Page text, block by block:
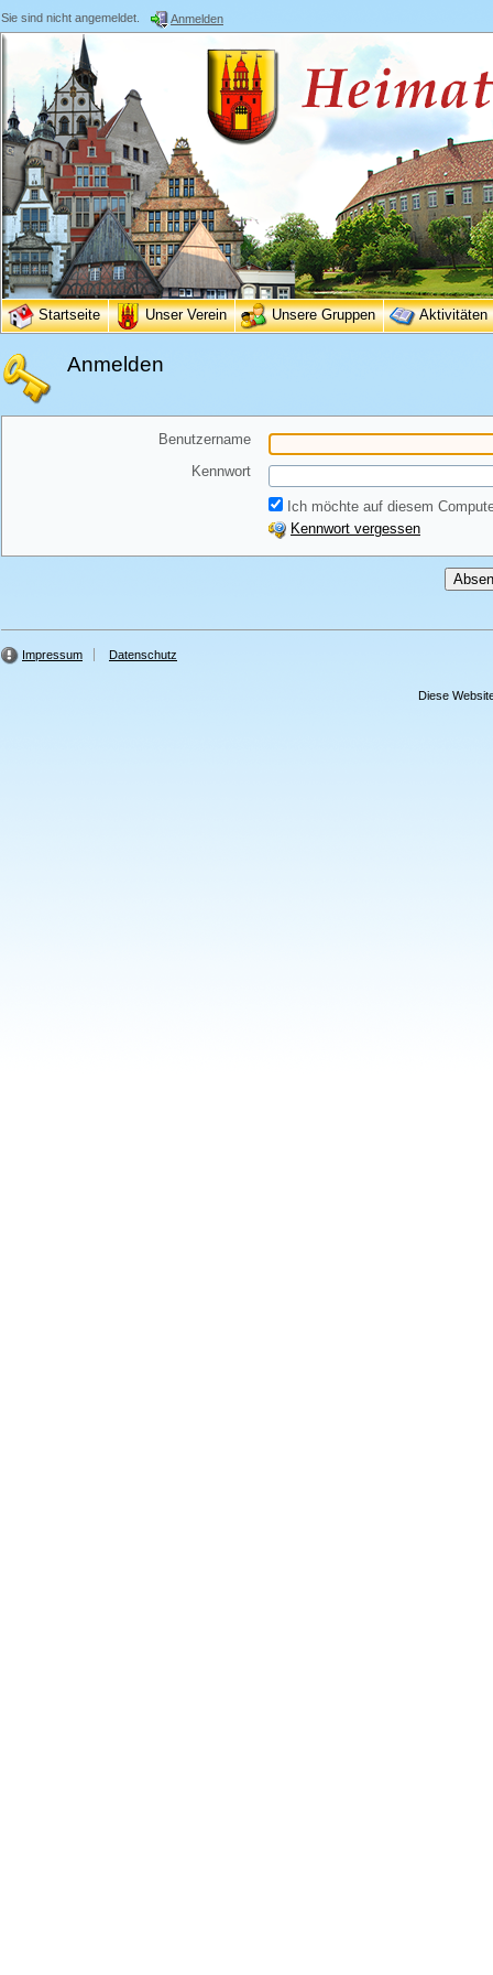
Sie sind nicht angemeldet. Anmelden
Startseite Unser Verein Unsere Gruppen Aktivitäten
Anmelden
Benutzername
Kennwort
Ich möchte auf diesem
Kennwort vergessen
Impressum Datenschutz
Diese